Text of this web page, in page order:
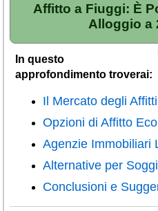
Affitto a Fiuggi: È
Alloggio a
In questo
approfondimento troverai:
Il Mercato degli
Opzioni di Affitto
Agenzie Immobiliari
Alternative per
Conclusioni e